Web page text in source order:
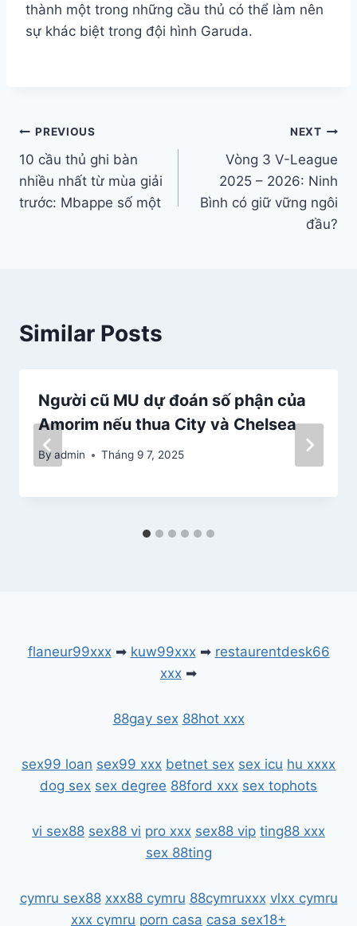
thành một trong những cầu thủ có thể làm nên
sự khác biệt trong đội hình Garuda.
Điều
hướng
bài
PREVIOUS
10 cầu thủ ghi bàn
nhiều nhất từ mùa giải
trước: Mbappe số một
NEXT
Vòng 3 V-League
2025 – 2026: Ninh
Bình có giữ vững ngôi
đầu?
Similar Posts
Người cũ MU dự đoán số phận của
Amorim nếu thua City và Chelsea
By admin Tháng 9 7, 2025
flaneur99xxx➡ kuw99xxx➡ restaurentdesk66
xxx ➡
88gay sex 88hot xxx
sex99 loan sex99 xxx betnet sex sex icu hu xxxx
dog sex sex degree 88ford xxx sex tophots
vi sex88 sex88 vi pro xxx sex88 vip ting88 xxx
sex 88ting
cymru sex88 xxx88 cymru 88cymruxxx vlxx cymru
xxx cymru porn casa casa sex18+